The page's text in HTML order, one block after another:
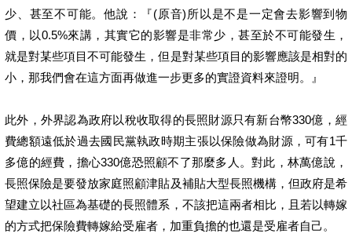
少、甚至不可能。他說：『(原音)所以是不是一定會去影響到物
價，以0.5%來講，其實它的影響是非常少，甚至於不可能發生，
就是對某些項目不可能發生，但是對某些項目的影響應該是相對的
小，那我們會在這方面再做進一步更多的實證資料來證明。』
此外，外界認為政府以稅收取得的長照財源只有新台幣330億，經
費總額遠低於過去國民黨執政時期主張以保險做為財源，可有1千
多億的經費，擔心330億恐照顧不了那麼多人。對此，林萬億說，
長照保險是要發放家庭照顧津貼及補貼大型長照機構，但政府是希
望建立以社區為基礎的長照體系，不該把這兩者相比，且若以轉嫁
的方式把保險費轉嫁給受雇者，加重負擔的也還是受雇者自己。